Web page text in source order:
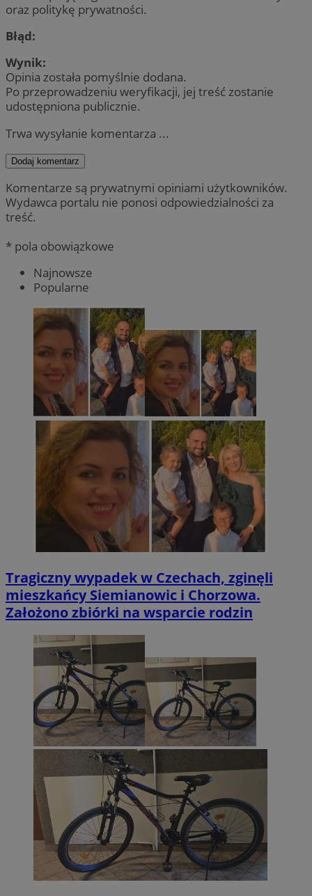
oraz politykę prywatności.
Błąd:
Wynik:
Opinia została pomyślnie dodana.
Po przeprowadzeniu weryfikacji, jej treść zostanie
udostępniona publicznie.
Trwa wysyłanie komentarza ...
Dodaj komentarz
Komentarze są prywatnymi opiniami użytkowników.
Wydawca portalu nie ponosi odpowiedzialności za
treść.
* pola obowiązkowe
Najnowsze
Popularne
Tragiczny wypadek w Czechach, zginęli
mieszkańcy Siemianowic i Chorzowa.
Założono zbiórki na wsparcie rodzin